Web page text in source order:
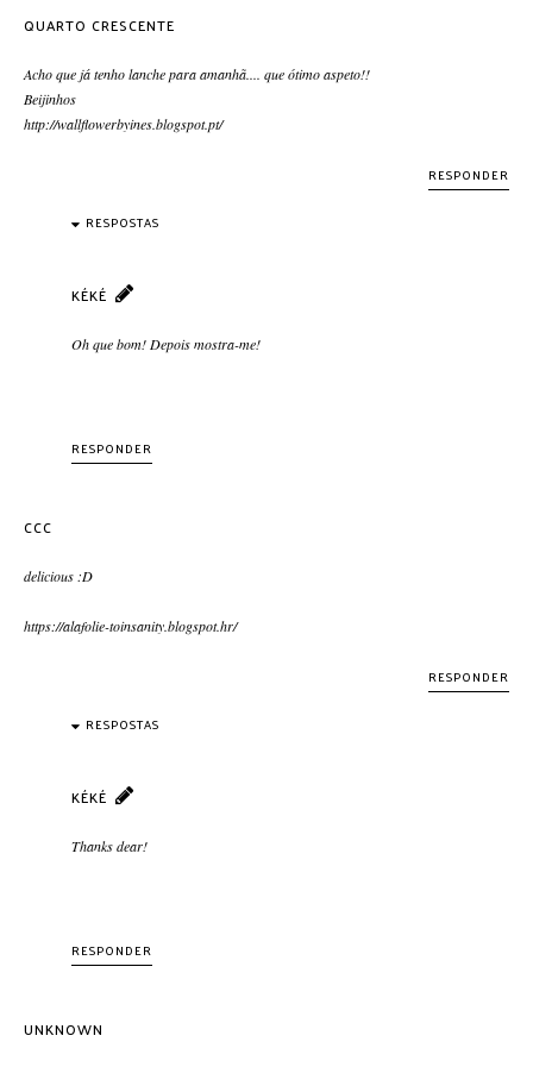
QUARTO CRESCENTE
Acho que já tenho lanche para amanhã.... que ótimo aspeto!!
Beijinhos
http://wallflowerbyines.blogspot.pt/
RESPONDER
RESPOSTAS
KÉKÉ
Oh que bom! Depois mostra-me!
RESPONDER
CCC
delicious :D
https://alafolie-toinsanity.blogspot.hr/
RESPONDER
RESPOSTAS
KÉKÉ
Thanks dear!
RESPONDER
UNKNOWN